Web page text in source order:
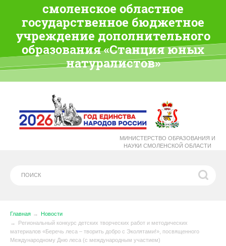
МИНИСТЕРСТВО ОБРАЗОВАНИЯ И
НАУКИ СМОЛЕНСКОЙ ОБЛАСТИ
смоленское областное
государственное бюджетное
учреждение дополнительного
образования «Станция юных
натуралистов»
Главная
Новости
Региональный конкурс детских творческих работ и методических
материалов «Беречь леса – творить добро с Эколятами!», посвященного
Международному Дню леса (с международным участием)